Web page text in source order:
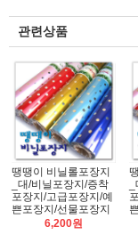
관련상품
땡땡이 비닐롤포장지
_대/비닐포장지/증착
포장지/고급포장지/예
쁜포장지/선물포장지
6,200원